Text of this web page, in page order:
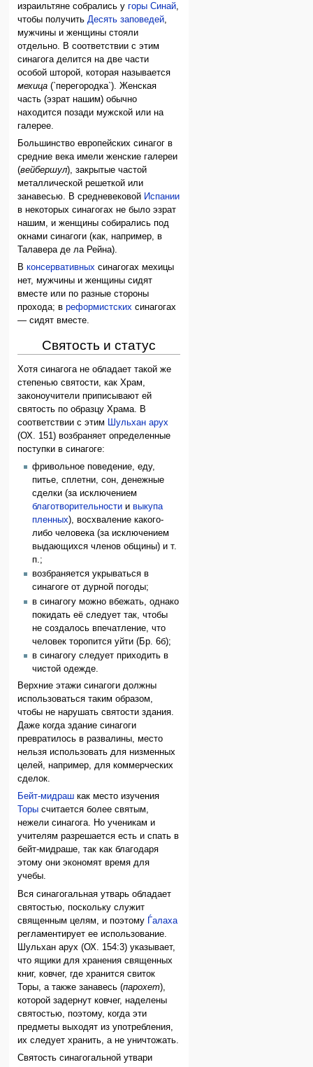
израильтяне собрались угоры Синай
чтобы получить Десять заповедей
мужчины и женщины стояли
отдельно. В соответствии с этим
синагога делится на две части
особой шторой, которая называется
мехица (`перегородка`). Женская
часть (эзрат нашим) обычно
находится позади мужской или на
галерее.
Большинство европейских синагог в
средние века имели женские галереи
(вейбершул), закрытые частой
металлической решеткой или
занавесью. В средневековой Испании
в некоторых синагогах не было эзрат
нашим, и женщины собирались под
окнами синагоги (как, например, в
Талавера де ла Рейна).
Вконсервативных синагогах мехицы
нет, мужчины и женщины сидят
вместе или по разные стороны
прохода; вреформистских синагогах
— сидят вместе.
Святость и статус
Хотя синагога не обладает такой же
степенью святости, как Храм,
законоучители приписывают ей
святость по образцу Храма. В
соответствии с этим
Шульхан арух
(ОХ. 151) возбраняет определенные
поступки в синагоге:
фривольное поведение, еду,
питье, сплетни, сон, денежные
сделки (за исключением
благотворительностии выкупа
пленных), восхваление какого-
либо человека (за исключением
выдающихся членов общины) и т.
п.;
возбраняется укрываться в
синагоге от дурной погоды;
в синагогу можно вбежать, однако
покидать её следует так, чтобы
не создалось впечатление, что
человек торопится уйти (Бр. 6б);
в синагогу следует приходить в
чистой одежде.
Верхние этажи синагоги должны
использоваться таким образом,
чтобы не нарушать святости здания.
Даже когда здание синагоги
превратилось в развалины, место
нельзя использовать для низменных
целей, например, для коммерческих
сделок.
Бейт-мидраш как место изучения
Торы считается более святым,
нежели синагога. Но ученикам и
учителям разрешается есть и спать в
бейт-мидраше, так как благодаря
этому они экономят время для
учебы.
Вся синагогальная утварь обладает
святостью, поскольку служит
священным целям, и поэтому Ѓалаха
регламентирует ее использование.
Шульхан арух (ОХ. 154:3) указывает,
что ящики для хранения священных
книг, ковчег, где хранится свиток
Торы, а также занавесь (парохет),
которой задернут ковчег, наделены
святостью, поэтому, когда эти
предметы выходят из употребления,
их следует хранить, а не уничтожать.
Святость синагогальной утвари